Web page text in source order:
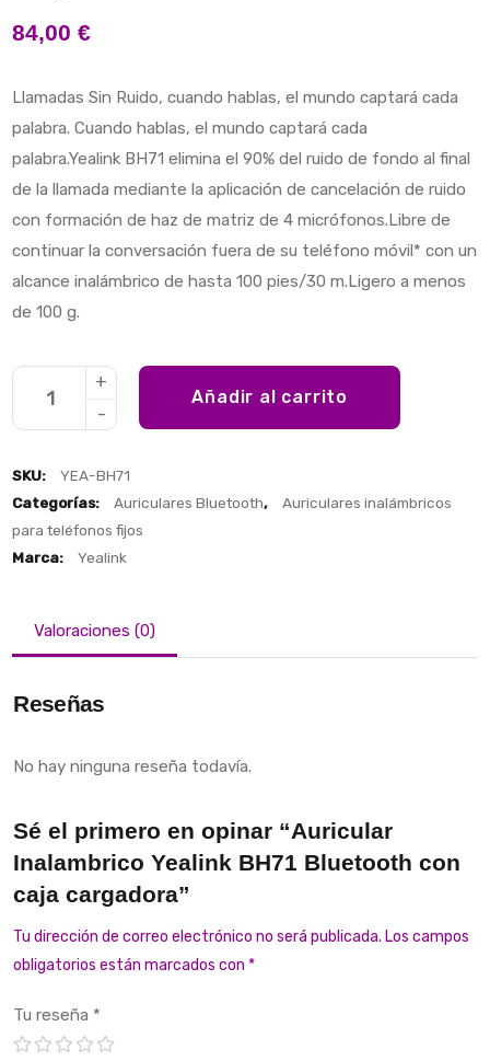
84,00€
Llamadas Sin Ruido, cuando hablas, el mundo captará cada
palabra. Cuando hablas, el mundo captará cada
palabra.Yealink BH71 elimina el 90% del ruido de fondo al final
de la llamada mediante la aplicación de cancelación de ruido
con formación de haz de matriz de 4 micrófonos.Libre de
continuar la conversación fuera de su teléfono móvil* con un
alcance inalámbrico de hasta 100 pies/30 m.Ligero a menos
de 100 g.
Añadir al carrito
SKU:
YEA-BH71
Categorías:
Auriculares Bluetooth,
Auriculares inalámbricos
para teléfonos fijos
Marca:
Yealink
Valoraciones (0)
Reseñas
No hay ninguna reseña todavía.
Sé el primero en opinar “Auricular
Inalambrico Yealink BH71 Bluetooth con
caja cargadora”
Tu dirección de correo electrónico no será publicada. Los campos
obligatorios están marcados con*
Tu reseña *